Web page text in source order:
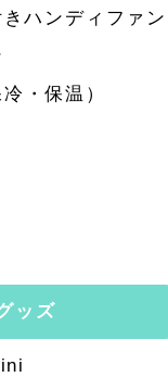
ハンディファン
・保温）
ッズ